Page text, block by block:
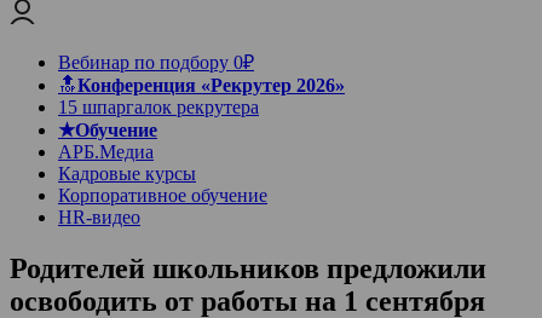
Вебинар по подбору 0₽
🔝Конференция «Рекрутер 2026»
15 шпаргалок рекрутера
★Обучение
АРБ.Медиа
Кадровые курсы
Корпоративное обучение
HR-видео
Родителей школьников предложили
освободить от работы на 1 сентября